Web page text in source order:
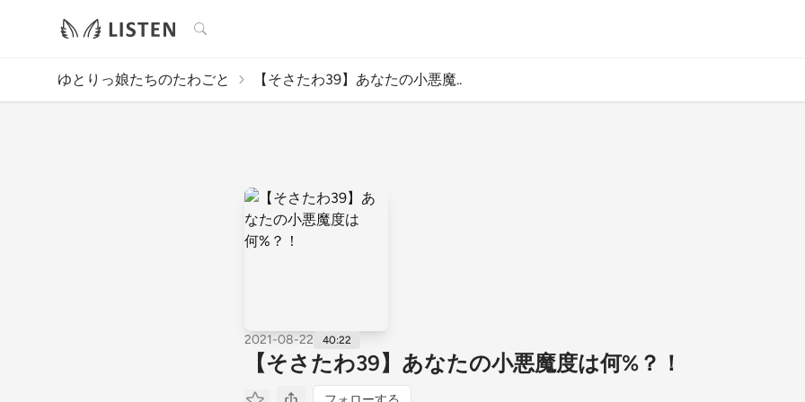
検索
ゆとりっ娘たちのたわごと 【そさたわ39】あなたの小悪魔..
2021-08-22 40:22
【そさたわ39】あなたの小悪魔度は何%？！